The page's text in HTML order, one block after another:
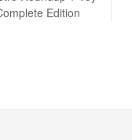
Edition